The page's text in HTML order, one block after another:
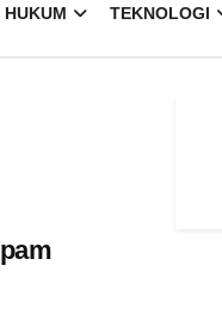
HUKUM TEKNOLOGI